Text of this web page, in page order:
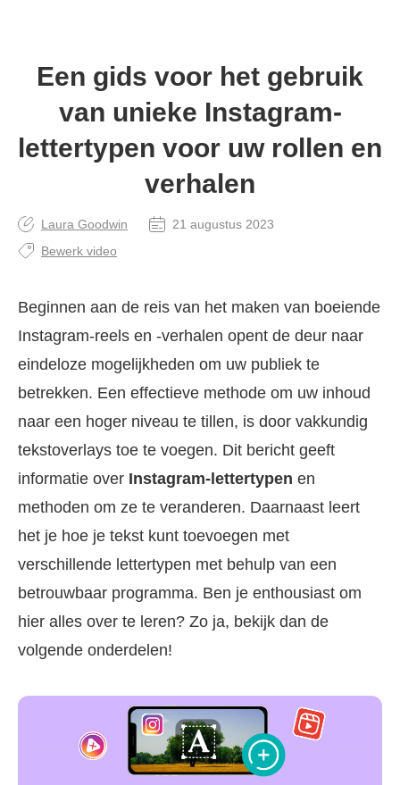
Een gids voor het gebruik
van unieke Instagram-
lettertypen voor uw rollen en
verhalen
Laura Goodwin
21 augustus 2023
Bewerk video
Beginnen aan de reis van het maken van boeiende
Instagram-reels en -verhalen opent de deur naar
eindeloze mogelijkheden om uw publiek te
betrekken. Een effectieve methode om uw inhoud
naar een hoger niveau te tillen, is door vakkundig
tekstoverlays toe te voegen. Dit bericht geeft
informatie over Instagram-lettertypen en
methoden om ze te veranderen. Daarnaast leert
het je hoe je tekst kunt toevoegen met
verschillende lettertypen met behulp van een
betrouwbaar programma. Ben je enthousiast om
hier alles over te leren? Zo ja, bekijk dan de
volgende onderdelen!